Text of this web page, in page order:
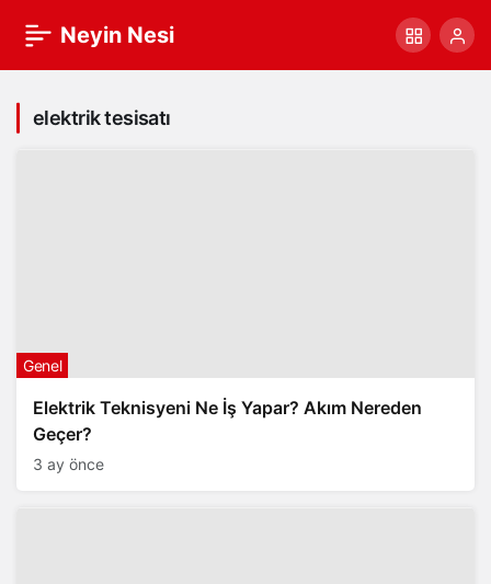
Neyin Nesi
elektrik tesisatı
Elektrik Teknisyeni Ne İş Yapar? Akım Nereden
Geçer?
Genel
3 ay önce